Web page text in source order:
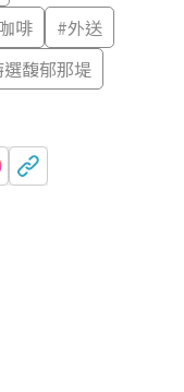
咖啡 #外送
選馥郁那堤